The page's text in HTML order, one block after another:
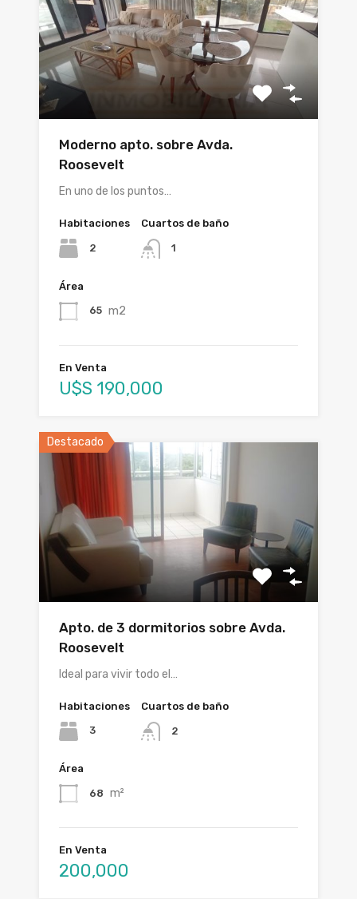
Moderno apto. sobre Avda.
Roosevelt
En uno de los puntos…
Habitaciones
2
Cuartos de baño
1
Área
65 m2
En Venta
U$S 190,000
Destacado
Apto. de 3 dormitorios sobre Avda.
Roosevelt
Ideal para vivir todo el…
Habitaciones
3
Cuartos de baño
2
Área
68 m²
En Venta
200,000